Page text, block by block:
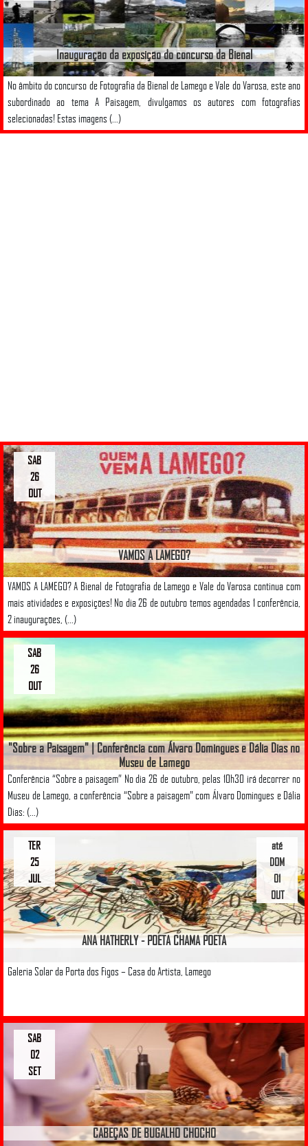
Inauguração da exposição do concurso da Bienal
No âmbito do concurso de Fotografia da Bienal de Lamego e Vale do Varosa, este ano
subordinado ao tema A Paisagem, divulgamos os autores com fotografias
selecionadas! Estas imagens (...)
VAMOS A LAMEGO?
VAMOS A LAMEGO? A Bienal de Fotografia de Lamego e Vale do Varosa continua com
mais atividades e exposições! No dia 26 de outubro temos agendadas 1 conferência,
2 inaugurações, (...)
SAB
26
OUT
"Sobre a Paisagem" | Conferência com Álvaro Domingues e Dália Dias no
Museu de Lamego
Conferência “Sobre a paisagem” No dia 26 de outubro, pelas 10h30 irá decorrer no
Museu de Lamego, a conferência “Sobre a paisagem” com Álvaro Domingues e Dália
Dias: (...)
SAB
26
OUT
ANA HATHERLY - POETA CHAMA POETA
Galeria Solar da Porta dos Figos – Casa do Artista, Lamego
até
DOM
01
OUT
TER
25
JUL
CABEÇAS DE BUGALHO CHOCHO
SAB
02
SET